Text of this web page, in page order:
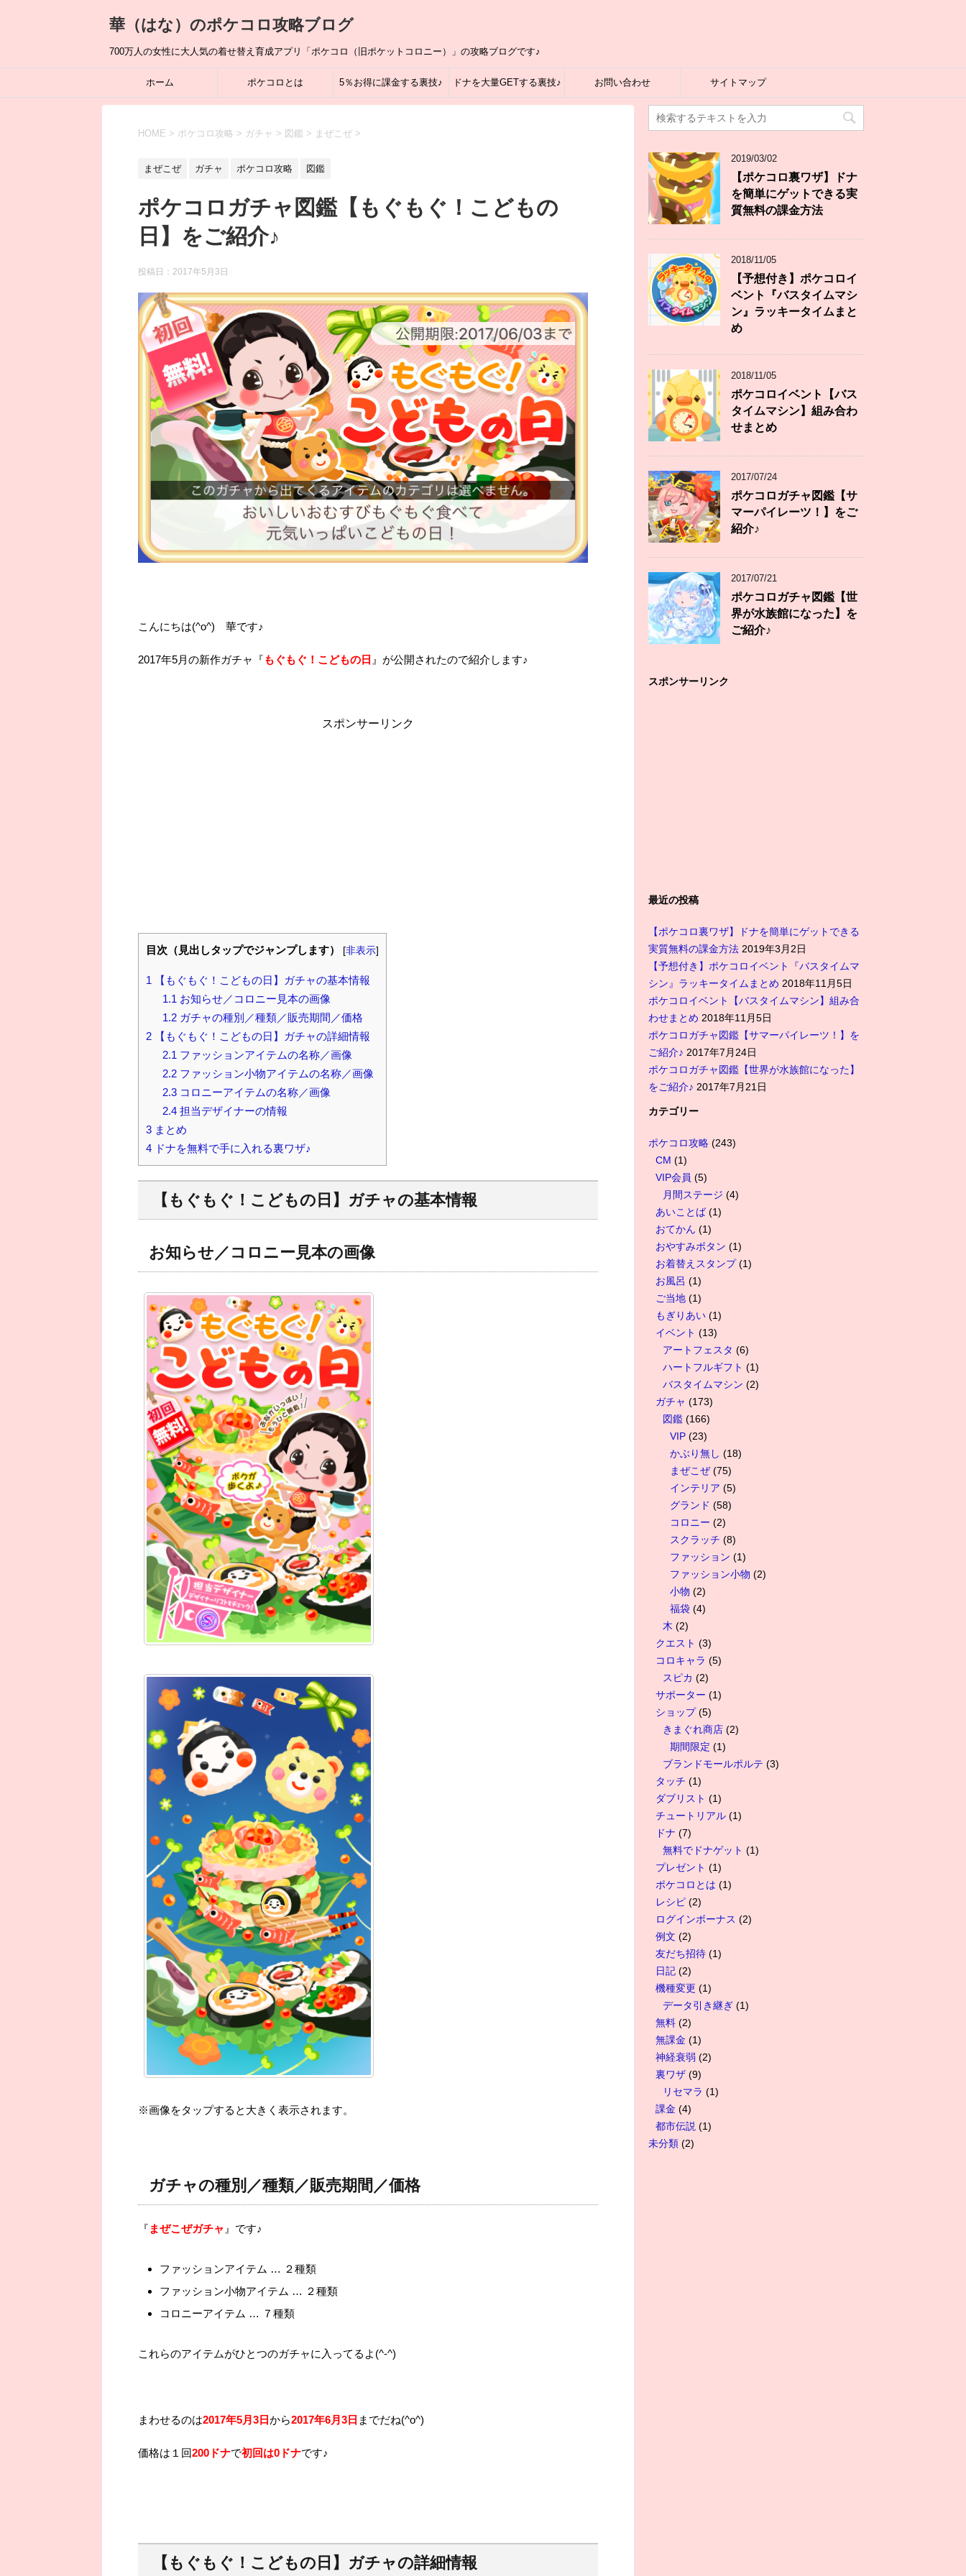
華（はな）のポケコロ攻略ブログ
700万人の女性に大人気の着せ替え育成アプリ「ポケコロ（旧ポケットコロニー）」の攻略ブログです♪
ホーム ポケコロとは 5％お得に課金する裏技♪ ドナを大量GETする裏技♪ お問い合わせ サイトマップ
HOME > ポケコロ攻略 > ガチャ > 図鑑 > まぜこぜ >
まぜこぜ ガチャ ポケコロ攻略 図鑑
ポケコロガチャ図鑑【もぐもぐ！こどもの
日】をご紹介♪
投稿日： 2017年5月3日
こんにちは(^o^) 華です♪
2017年5月の新作ガチャ『もぐもぐ！こどもの日 』が公開されたので紹介します♪
スポンサーリンク
目次（見出しタップでジャンプします） [非表示]
1 【もぐもぐ！こどもの日】ガチャの基本情報
1.1 お知らせ／コロニー見本の画像
1.2ガチャの種別／種類／販売期間／価格
2 【もぐもぐ！こどもの日】ガチャの詳細情報
2.1 ファッションアイテムの名称／画像
2.2ファッション小物アイテムの名称／画像
2.3コロニーアイテムの名称／画像
2.4担当デザイナーの情報
3 まとめ
4 ドナを無料で手に入れる裏ワザ♪
【もぐもぐ！こどもの日】ガチャの基本情報
お知らせ／コロニー見本の画像
※画像をタップすると大きく表示されます。
ガチャの種別／種類／販売期間／価格
『 まぜこぜガチャ 』です♪
ファッションアイテム … ２種類
ファッション小物アイテム … ２種類
コロニーアイテム … ７種類
これらのアイテムがひとつのガチャに入ってるよ(^-^)
まわせるのは2017年5月3日から2017年6月3日 までだね(^o^)
価格は１回200ドナで初回は0ドナです♪
【もぐもぐ！こどもの日】ガチャの詳細情報
2019/03/02
【ポケコロ裏ワザ】ドナ
を簡単にゲットできる実
質無料の課金方法
2018/11/05
【予想付き】ポケコロイ
ベント『バスタイムマシ
ン』ラッキータイムまと
め
2018/11/05
ポケコロイベント【バス
タイムマシン】組み合わ
せまとめ
2017/07/24
ポケコロガチャ図鑑【サ
マーパイレーツ！】をご
紹介♪
2017/07/21
ポケコロガチャ図鑑【世
界が水族館になった】を
ご紹介♪
スポンサーリンク
最近の投稿
【ポケコロ裏ワザ】ドナを簡単にゲットできる
実質無料の課金方法 2019年3月2日
【予想付き】ポケコロイベント『バスタイムマ
シン』ラッキータイムまとめ 2018年11月5日
ポケコロイベント【バスタイムマシン】組み合
わせまとめ 2018年11月5日
ポケコロガチャ図鑑【サマーパイレーツ！】を
ご紹介♪ 2017年7月24日
ポケコロガチャ図鑑【世界が水族館になった】
をご紹介♪ 2017年7月21日
カテゴリー
ポケコロ攻略 (243)
CM (1)
VIP会員 (5)
月間ステージ (4)
あいことば(1)
おてかん (1)
おやすみボタン (1)
お着替えスタンプ(1)
お風呂 (1)
ご当地 (1)
もぎりあい (1)
イベント (13)
アートフェスタ (6)
ハートフルギフト (1)
バスタイムマシン (2)
ガチャ (173)
図鑑 (166)
VIP (23)
かぶり無し (18)
まぜこぜ(75)
インテリア (5)
グランド (58)
コロニー (2)
スクラッチ (8)
ファッション (1)
ファッション小物 (2)
小物 (2)
福袋 (4)
木 (2)
クエスト (3)
コロキャラ (5)
スピカ (2)
サポーター (1)
ショップ(5)
きまぐれ商店 (2)
期間限定 (1)
ブランドモールポルテ (3)
タッチ (1)
ダブリスト (1)
チュートリアル (1)
ドナ (7)
無料でドナゲット (1)
プレゼント (1)
ポケコロとは (1)
レシピ (2)
ログインボーナス (2)
例文 (2)
友だち招待 (1)
日記 (2)
機種変更 (1)
データ引き継ぎ (1)
無料 (2)
無課金 (1)
神経衰弱 (2)
裏ワザ (9)
リセマラ (1)
課金 (4)
都市伝説 (1)
未分類 (2)